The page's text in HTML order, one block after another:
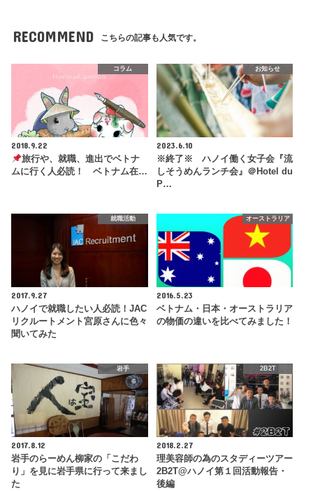
RECOMMEND こちらの記事も人気です。
コラム
2018.9.22
旅行や、就職、進出でベトナ
ムに行く人必読！ ベトナム在…
お知らせ
2023.6.10
※終了※ ハノイ働く女子会『流
しそうめんランチ会』＠Hotel du
P…
就職活動
2017.9.27
ハノイで就職したい人必読！JAC
リクルートメント宮原さんに色々
聞いてみた
オーストラリア
2016.5.23
ベトナム・日本・オーストラリア
の物価の違いを比べてみました！
岩手
2017.8.12
岩手のらーめん柳家の「こだわ
り」を見に岩手県に行って来まし
た
2B2T
2018.2.27
理美容師の為のスタディーツアー
2B2T@ハノイ第１回活動報告・
後編